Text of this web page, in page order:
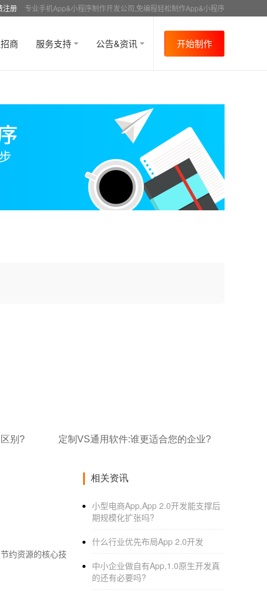
注册 专业手机App&小程序制作开发公司,免编程轻松制作App&小程序
商 服务支持 公告&资讯 开始制作
别? 定制VS通用软件:谁更适合您的企业?
约资源的核心技
相关资讯
小型电商App,App 2.0开发能支撑后
期规模化扩张吗?
什么行业优先布局App 2.0开发
中小企业做自有App,1.0原生开发真
的还有必要吗?